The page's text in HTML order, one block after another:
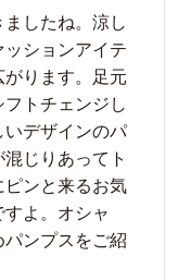
したね。涼し
ッションアイテ
がります。足元
トチェンジし
いデザインのパ
じりあってト
ピンと来るお気
よ。オシャ
ンプスをご紹